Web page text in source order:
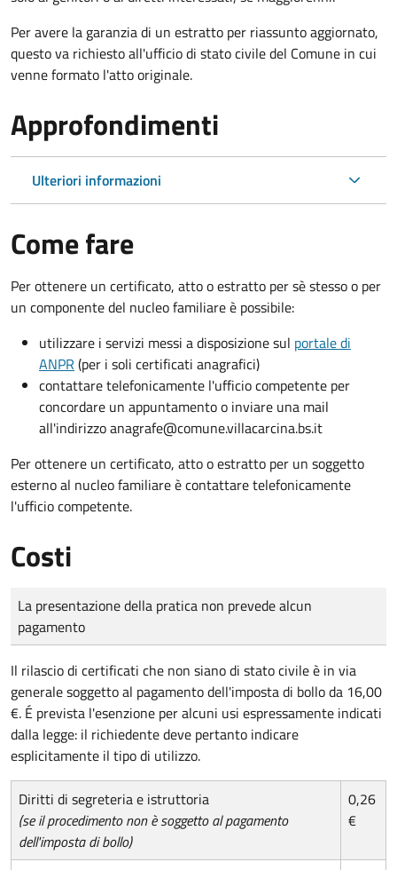
Per avere la garanzia di un estratto per riassunto aggiornato,
questo va richiesto all'ufficio di stato civile del Comune in cui
venne formato l'atto originale.
Approfondimenti
Ulteriori informazioni
Come fare
Per ottenere un certificato, atto o estratto per sè stesso o per
un componente del nucleo familiare è possibile:
utilizzare i servizi messi a disposizione sul portale di
ANPR (per i soli certificati anagrafici)
contattare telefonicamente l'ufficio competente per
concordare un appuntamento o inviare una mail
all'indirizzo anagrafe@comune.villacarcina.bs.it
Per ottenere un certificato, atto o estratto per un soggetto
esterno al nucleo familiare è contattare telefonicamente
l'ufficio competente.
Costi
Tipo di pagamento
Importo
La presentazione della pratica non prevede alcun
pagamento
Il rilascio di certificati che non siano di stato civile è in via
generale soggetto al pagamento dell'imposta di bollo da 16,00
€. É prevista l'esenzione per alcuni usi espressamente indicati
dalla legge: il richiedente deve pertanto indicare
esplicitamente il tipo di utilizzo.
Diritti di segreteria e istruttoria
(se il procedimento non è soggetto al pagamento
dell'imposta di bollo)
0,26
€